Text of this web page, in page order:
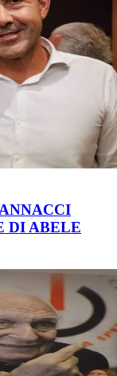
DI ABELE